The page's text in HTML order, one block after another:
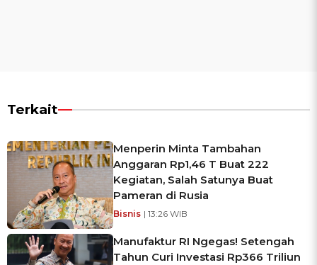
Terkait
Menperin Minta Tambahan
Anggaran Rp1,46 T Buat 222
Kegiatan, Salah Satunya Buat
Pameran di Rusia
Bisnis | 13:26 WIB
Manufaktur RI Ngegas! Setengah
Tahun Curi Investasi Rp366 Triliun